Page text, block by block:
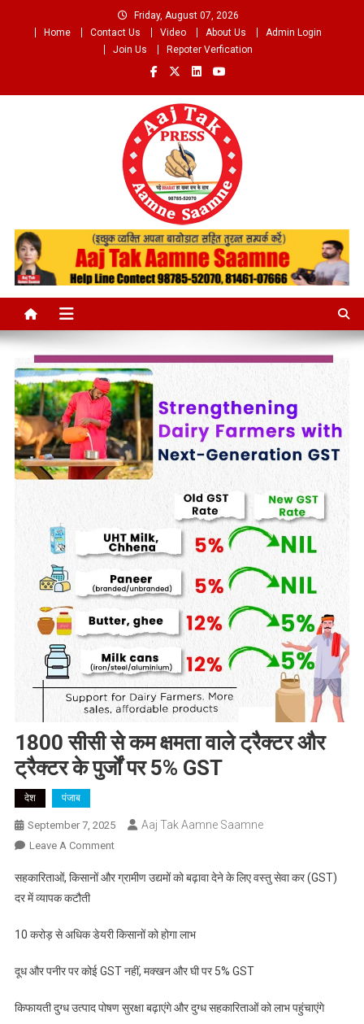
Friday, August 07, 2026
Home
Contact Us Video About Us
Admin Login
Join Us
Repoter Verfication
Aaj Tak Aamne Saamne.com
1800 सीसी से कम क्षमता वाले ट्रैक्टर और
ट्रैक्टर के पुर्जों पर 5% GST
देश पंजाब
September 7, 2025 Aaj Tak Aamne Saamne
Leave A CommentOn
सीसी
क्षमता
ट्रैक्टर
ट्रैक्टर
सहकारिताओं, किसानों और ग्रामीण उद्यमों को बढ़ावा देने के लिए वस्तु सेवा कर (GST)
दर में व्यापक कटौती
10 करोड़ से अधिक डेयरी किसानों को होगा लाभ
दूध और पनीर पर कोई GST नहीं, मक्खन और घी पर 5% GST
किफायती दुग्ध उत्पाद पोषण सुरक्षा बढ़ाएंगे और दुग्ध सहकारिताओं को लाभ पहुंचाएंगे